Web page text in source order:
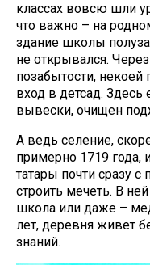
классах вовсю шли
что важно – на
здание школы
не открывался.
позабытости,
вход в детсад. Здесь
вывески, очищен
А ведь селение,
примерно 1719 года,
татары почти сразу
строить мечеть. В
школа или даже –
лет, деревня живет
знаний.